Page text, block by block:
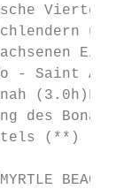
Viertel
und
- Saint
des
(**)
BEACH